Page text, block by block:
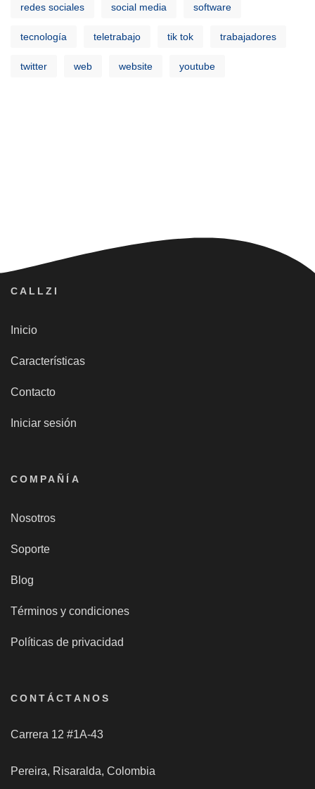
redes sociales social media software
tecnología teletrabajo tik tok trabajadores
twitter web website youtube
CALLZI
Inicio
Características
Contacto
Iniciar sesión
COMPAÑÍA
Nosotros
Soporte
Blog
Términos y condiciones
Políticas de privacidad
CONTÁCTANOS
Carrera 12 #1A-43
Pereira, Risaralda, Colombia